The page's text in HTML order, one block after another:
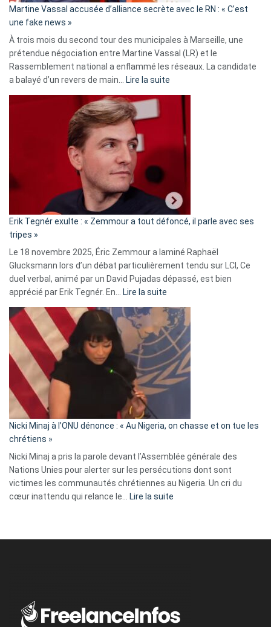
Algérie
Martine Vassal accusée d’alliance secrète avec le RN : « C’est
une fake news »
À trois mois du second tour des municipales à Marseille, une
prétendue négociation entre Martine Vassal (LR) et le
Rassemblement national a enflammé les réseaux. La candidate
a balayé d’un revers de main… Lire la suite
Martine
Vassal
d’alliance
secrète
«
C’est
fake
news
»
Erik Tegnér exulte : « Zemmour a tout défoncé, il parle avec ses
tripes »
Le 18 novembre 2025, Éric Zemmour a laminé Raphaël
Glucksmann lors d’un débat particulièrement tendu sur LCI, Ce
duel verbal, animé par un David Pujadas dépassé, est bien
apprécié par Erik Tegnér. En… Lire la suite
Erik
Tegnér
exulte
:
« Zemmour
a
tout
parle
ses
tripes »
Nicki Minaj à l’ONU dénonce : « Au Nigeria, on chasse et on tue les
chrétiens »
Nicki Minaj a pris la parole devant l’Assemblée générale des
Nations Unies pour alerter sur les persécutions dont sont
victimes les communautés chrétiennes au Nigeria. Un cri du
cœur inattendu qui relance le… Lire la suite
Nigeria,